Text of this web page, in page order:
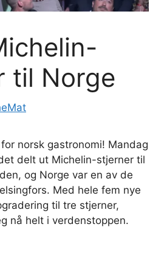
til Norge
norsk gastronomi! Mandag
delt ut Michelin-stjerner til
og Norge var en av de
Med hele fem nye
til tre stjerner,
nå helt i verdenstoppen.